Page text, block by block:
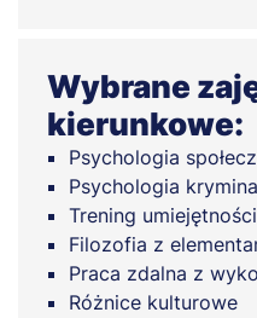
Wybrane
kierunkowe:
Psychologia
Psychologia
Trening
Filozofia z
Praca zdalna z
Różnice kulturowe